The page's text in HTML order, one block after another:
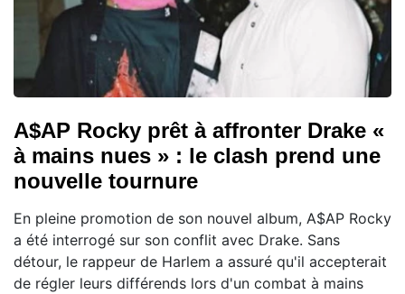
A$AP Rocky prêt à affronter Drake «
à mains nues » : le clash prend une
nouvelle tournure
En pleine promotion de son nouvel album, A$AP Rocky
a été interrogé sur son conflit avec Drake. Sans
détour, le rappeur de Harlem a assuré qu'il accepterait
de régler leurs différends lors d'un combat à mains